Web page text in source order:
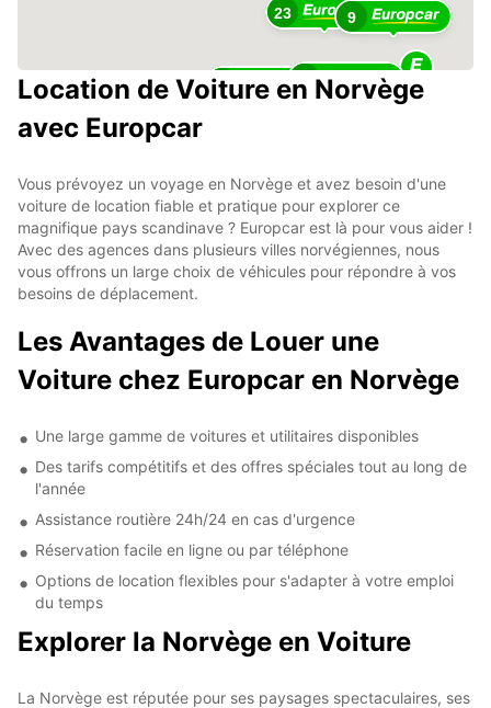
23 9
11 25
Location de Voiture en Norvège
avec Europcar
Vous prévoyez un voyage en Norvège et avez besoin d'une
voiture de location fiable et pratique pour explorer ce
magnifique pays scandinave ? Europcar est là pour vous aider !
Avec des agences dans plusieurs villes norvégiennes, nous
vous offrons un large choix de véhicules pour répondre à vos
besoins de déplacement.
Les Avantages de Louer une
Voiture chez Europcar en Norvège
Une large gamme de voitures et utilitaires disponibles
Des tarifs compétitifs et des offres spéciales tout au long de
l'année
Assistance routière 24h/24 en cas d'urgence
Réservation facile en ligne ou par téléphone
Options de location flexibles pour s'adapter à votre emploi
du temps
Explorer la Norvège en Voiture
La Norvège est réputée pour ses paysages spectaculaires, ses